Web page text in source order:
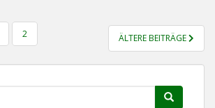
2 ÄLTERE BEITRÄGE